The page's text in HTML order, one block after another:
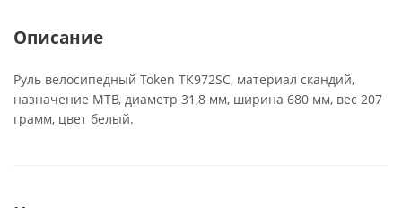
Описание
Руль велосипедный Token TK972SC, материал скандий,
назначение МТB, диаметр 31,8 мм, ширина 680 мм, вес 207
грамм, цвет белый.